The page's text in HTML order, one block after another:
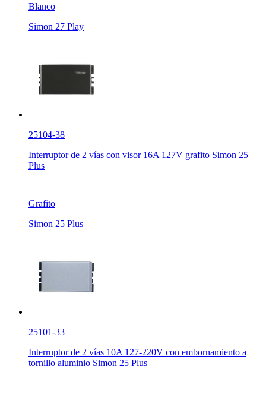
Blanco
Simon 27 Play
25104-38
Interruptor de 2 vías con visor 16A 127V grafito Simon 25
Plus
Grafito
Simon 25 Plus
25101-33
Interruptor de 2 vías 10A 127-220V con embornamiento a
tornillo aluminio Simon 25 Plus